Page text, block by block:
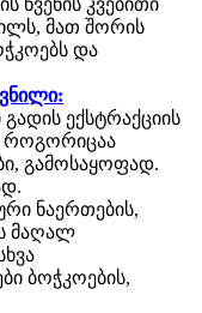
წვენის კვებითი
მათ შორის
და
ექსტრაქციის
როგორიცაა
გამოსაყოფად.
ნაერთების,
მაღალ
ბოჭკოების,